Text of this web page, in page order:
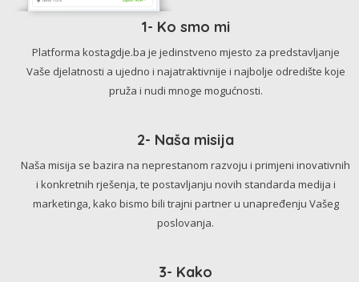
1- Ko smo mi
Platforma kostagdje.ba je jedinstveno mjesto za predstavljanje
Vaše djelatnosti a ujedno i najatraktivnije i najbolje odredište koje
pruža i nudi mnoge mogućnosti.
2- Naša misija
Naša misija se bazira na neprestanom razvoju i primjeni inovativnih
i konkretnih rješenja, te postavljanju novih standarda medija i
marketinga, kako bismo bili trajni partner u unapređenju Vašeg
poslovanja.
3- Kako